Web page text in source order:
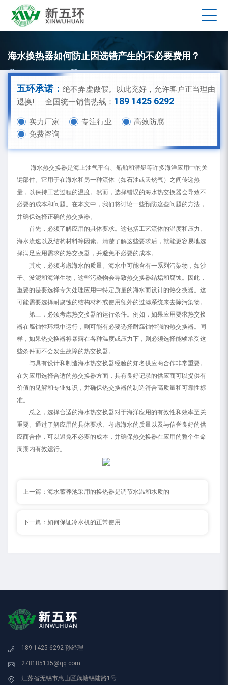
海水换热器如何防止因选错产生的不必要费用？
新五环换热器厂家 发布时间：2023-09-20 13:27:39
五环承诺： 绝不弄虚做假。以此充好，允许客户正当理由
退换!
全国统一销售热线： 189 1425 6292
实力厂家 专注行业
高效防腐
免费咨询
海水热交换器是海上油气平台、船舶和潜艇等许多海洋应用中的关
键部件。它用于在海水和另一种流体（如石油或天然气）之间传递热
量，以保持工艺过程的温度。然而，选择错误的海水热交换器会导致不
必要的成本和问题。在本文中，我们将讨论一些预防这些问题的方法，
并确保选择正确的热交换器。
首先，必须了解应用的具体要求。这包括工艺流体的温度和压力、
海水流速以及结构材料等因素。清楚了解这些要求后，就能更容易地选
择满足应用需求的热交换器，并避免不必要的成本。
其次，必须考虑海水的质量。海水中可能含有一系列污染物，如沙
子、淤泥和海洋生物，这些污染物会导致热交换器结垢和腐蚀。因此，
重要的是要选择专为处理应用中特定质量的海水而设计的热交换器。这
可能需要选择耐腐蚀的结构材料或使用额外的过滤系统来去除污染物。
第三，必须考虑热交换器的运行条件。例如，如果应用要求热交换
器在腐蚀性环境中运行，则可能有必要选择耐腐蚀性强的热交换器。同
样，如果热交换器将暴露在各种温度或压力下，则必须选择能够承受这
些条件而不会发生故障的热交换器。
与具有设计和制造海水热交换器经验的知名供应商合作非常重要。
在为应用选择合适的热交换器方面，具有良好记录的供应商可以提供有
价值的见解和专业知识，并确保热交换器的制造符合高质量和可靠性标
准。
总之，选择合适的海水热交换器对于海洋应用的有效性和效率至关
重要。通过了解应用的具体要求、考虑海水的质量以及与信誉良好的供
应商合作，可以避免不必要的成本，并确保热交换器在应用的整个生命
周期内有效运行。
上一篇： 海水蓄养池采用的换热器是调节水温和水质的
下一篇： 如何保证冷水机的正常使用
189 1425 6292 孙经理
278185135@qq.com
江苏省无锡市惠山区藕塘锡陆路1号